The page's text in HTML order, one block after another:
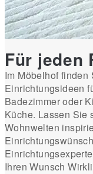
Für jeden
Im Möbelhof
Einrichtungsideen
Badezimmer oder
Küche. Lassen Sie
Wohnwelten
Ihren Wunsch